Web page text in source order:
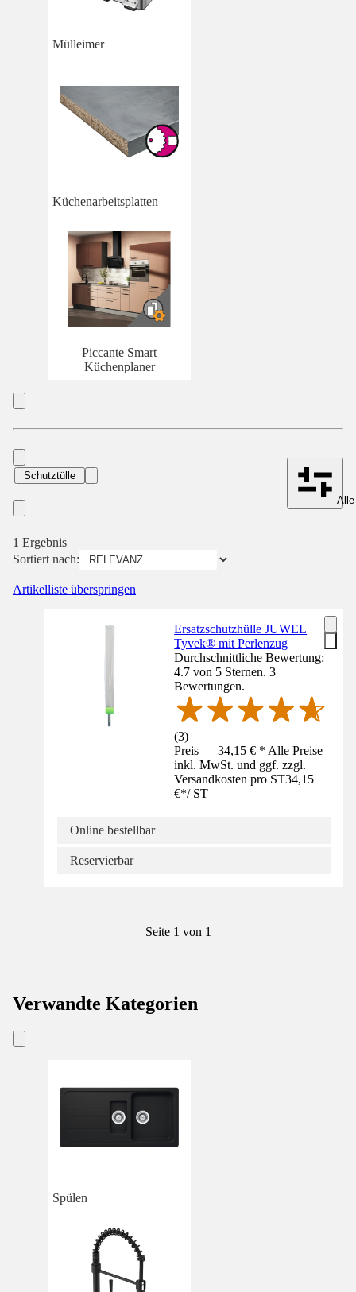
Mülleimer
Küchenarbeitsplatten
Piccante Smart
Küchenplaner
Schutztülle
1 Ergebnis
Sortiert nach:
Artikelliste überspringen
Ersatzschutzhülle JUWEL
Tyvek® mit Perlenzug
Durchschnittliche Bewertung:
4.7 von 5 Sternen. 3
Bewertungen.
(3)
Preis — 34,15 € * Alle Preise
inkl. MwSt. und ggf. zzgl.
Versandkosten pro ST34,15
€*/ ST
Online bestellbar
Reservierbar
Seite 1 von 1
Verwandte Kategorien
Spülen